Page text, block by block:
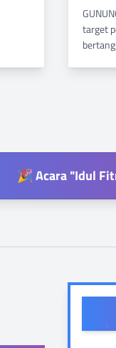
target
🎉 Acara "Idul